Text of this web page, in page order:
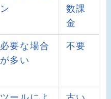
ン
数課
金
必要な場合
が多い
不要